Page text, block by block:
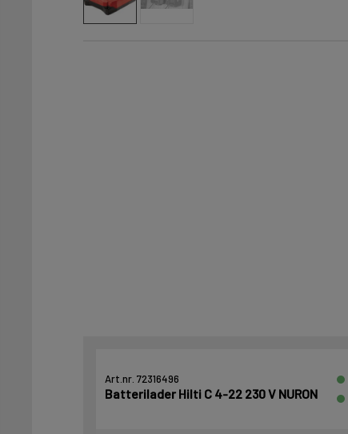
Art.nr. 72316496
Batterilader Hilti C 4-22 230 V NURON